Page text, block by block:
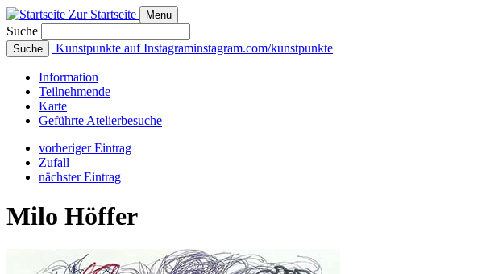
Zur Startseite Menu
Suche
Suche Kunstpunkte auf Instagraminstagram.com/kunstpunkte
Information
Teilnehmende
Karte
Geführte Atelierbesuche
vorheriger Eintrag
Zufall
nächster Eintrag
Milo Höffer